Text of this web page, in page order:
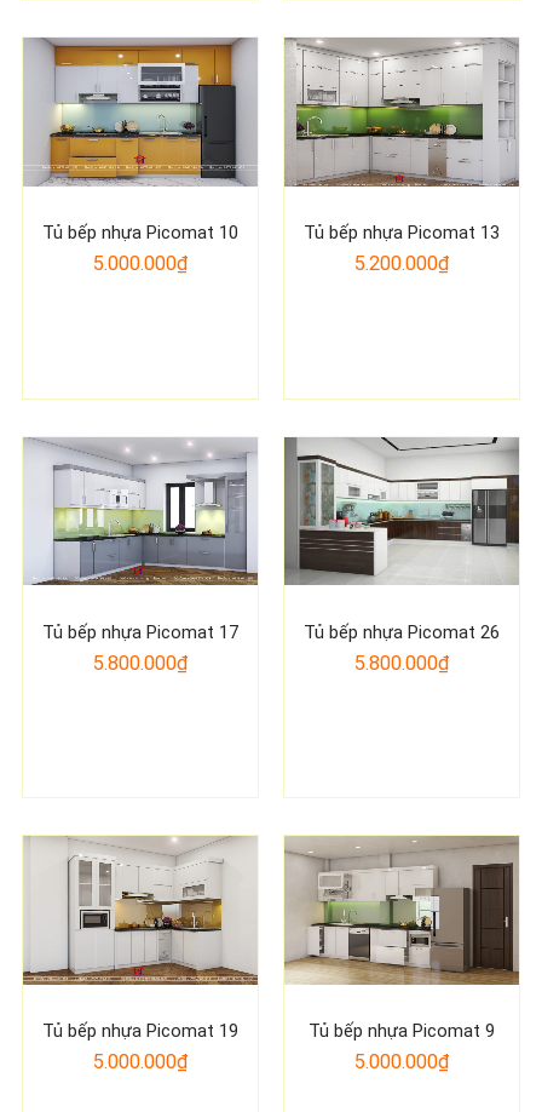
Tủ bếp nhựa Picomat 10
5.000.000₫
Tủ bếp nhựa Picomat 13
5.200.000₫
Tủ bếp nhựa Picomat 17
5.800.000₫
Tủ bếp nhựa Picomat 26
5.800.000₫
Tủ bếp nhựa Picomat 19
5.000.000₫
Tủ bếp nhựa Picomat 9
5.000.000₫